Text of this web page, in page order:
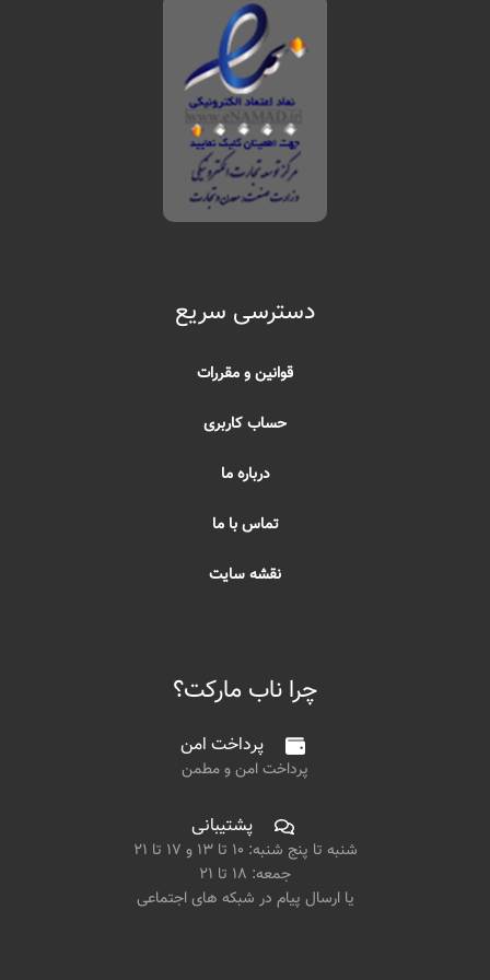
دسترسی سریع
قوانین و مقررات
حساب کاربری
درباره ما
تماس با ما
نقشه سایت
چرا ناب مارکت؟
پرداخت امن
پرداخت امن و مطمن
پشتیبانی
شنبه تا پنج شنبه: ۱۰ تا ۱۳ و ۱۷ تا ۲۱
جمعه: ۱۸ تا ۲۱
یا ارسال پیام در شبکه های اجتماعی